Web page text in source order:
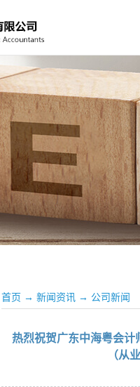
首页 → 新闻资讯 → 公司新闻
热烈祝贺广东中海粤会计
（从